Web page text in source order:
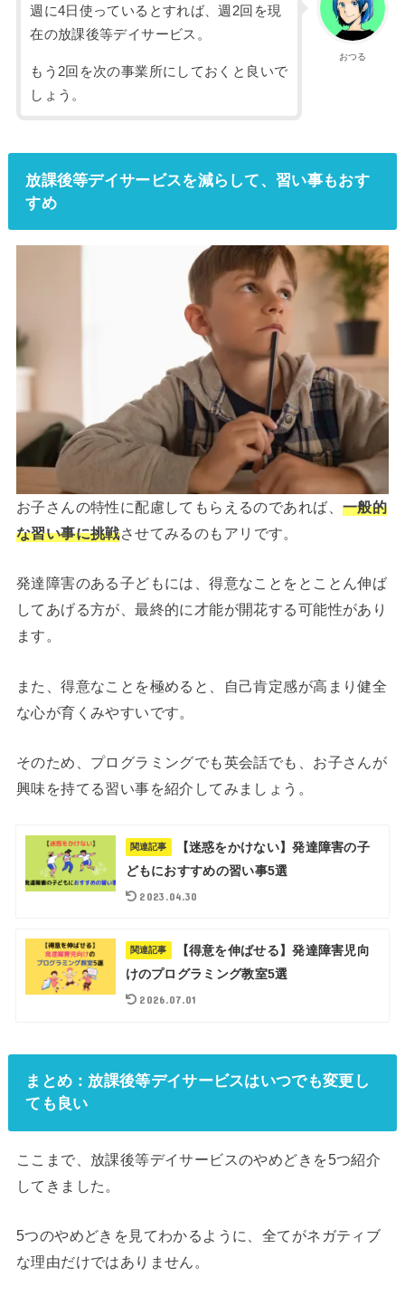
おつる
週に4日使っているとすれば、週2回を現
在の放課後等デイサービス。
もう2回を次の事業所にしておくと良いで
しょう。
放課後等デイサービスを減らして、習い事もおす
すめ
お子さんの特性に配慮してもらえるのであれば、 一般的
な習い事に挑戦させてみるのもアリです。
発達障害のある子どもには、得意なことをとことん伸ば
してあげる方が、最終的に才能が開花する可能性があり
ます。
また、得意なことを極めると、自己肯定感が高まり健全
な心が育くみやすいです。
そのため、プログラミングでも英会話でも、お子さんが
興味を持てる習い事を紹介してみましょう。
関連記事
【迷惑をかけない】発達障害の子
どもにおすすめの習い事5選
2023.04.30
関連記事
【得意を伸ばせる】発達障害児向
けのプログラミング教室5選
2026.07.01
まとめ：放課後等デイサービスはいつでも変更し
ても良い
ここまで、放課後等デイサービスのやめどきを5つ紹介
してきました。
5つのやめどきを見てわかるように、全てがネガティブ
な理由だけではありません。